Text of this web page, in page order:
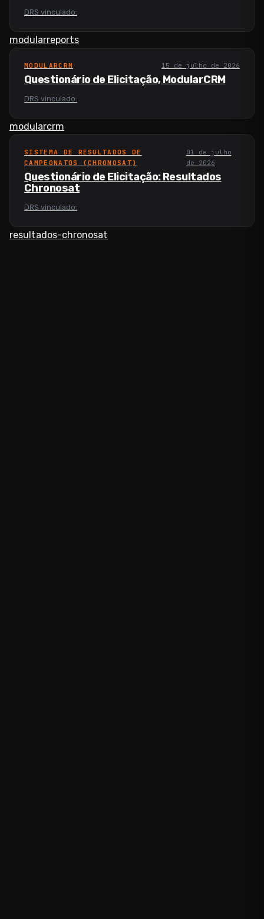
DRS vinculado:
modularreports
MODULARCRM 15 de julho de 2026
Questionário de Elicitação, ModularCRM
DRS vinculado:
modularcrm
SISTEMA DE RESULTADOS DE
CAMPEONATOS (CHRONOSAT)
01 de julho
de 2026
Questionário de Elicitação: Resultados
Chronosat
DRS vinculado:
resultados-chronosat